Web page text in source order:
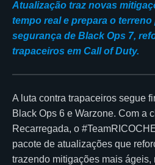
Atualização traz novas
tempo real e prepara o
segurança de Black Ops 7,
trapaceiros em Call of Duty.
A luta contra trapaceiros segue
Black Ops 6 e Warzone. Com a
Recarregada, o
pacote de atualizações que
trazendo mitigações mais